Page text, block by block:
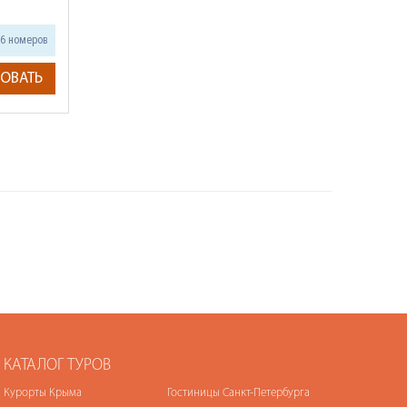
номеров
КАТАЛОГ ТУРОВ
Курорты Крыма Гостиницы Санкт-Петербурга